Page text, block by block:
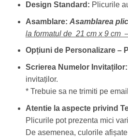
Design Standard: Plicurile
Asamblare: Asamblarea
la formatul de 21 cm x 9 cm
Opțiuni de Personalizare –
Scrierea Numelor Invitaților:
invitaților.
* Trebuie sa ne trimiti pe
Atentie la aspecte privind
Plicurile pot prezenta mici
De asemenea, culorile